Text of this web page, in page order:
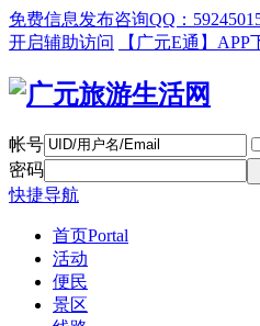
免费信息发布咨询QQ：
开启辅助访问
【广元E通】APP
帐号
密码
快捷导航
首页Portal
活动
便民
景区